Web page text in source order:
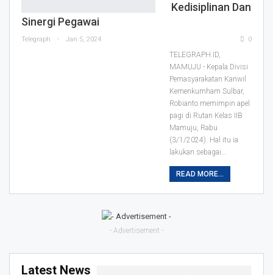
Kedisiplinan Dan
Sinergi Pegawai
Telegraph Jan 5, 2024 0
TELEGRAPH.ID,
MAMUJU - Kepala Divisi
Pemasyarakatan Kanwil
Kemenkumham Sulbar,
Robianto memimpin apel
pagi di Rutan Kelas IIB
Mamuju, Rabu
(3/1/2024). Hal itu ia
lakukan sebagai…
READ MORE...
- Advertisement -
Latest News